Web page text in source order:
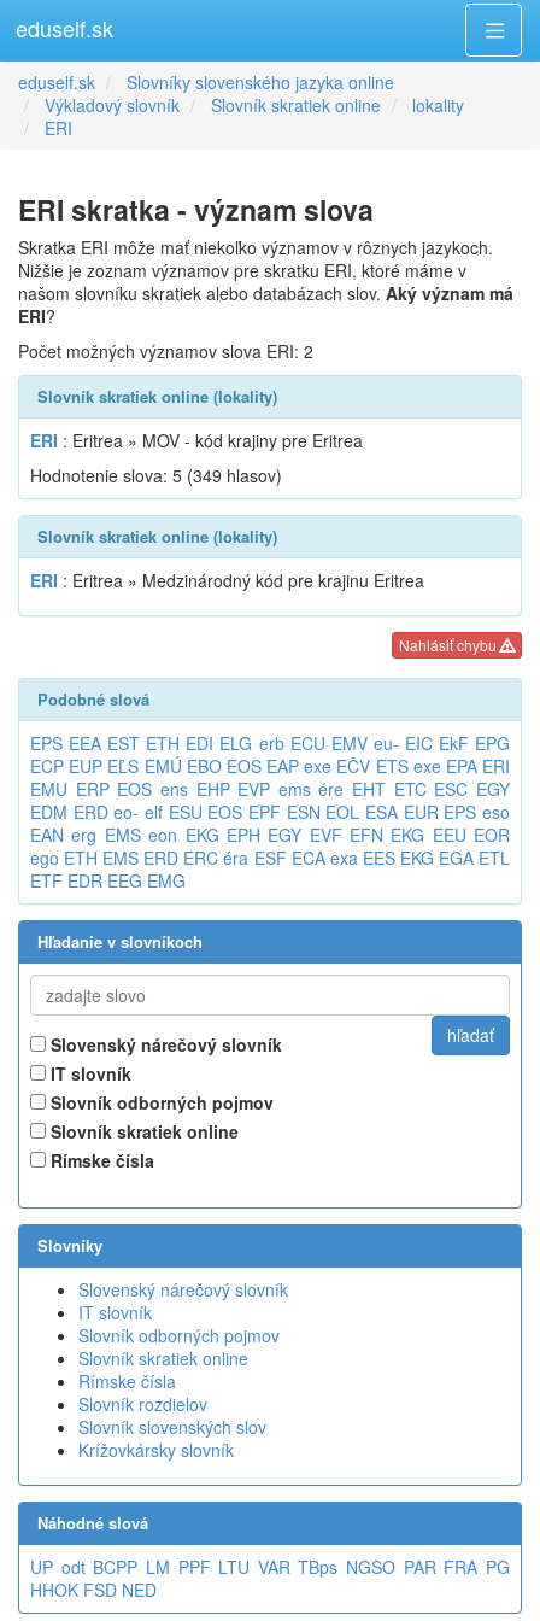
eduself.sk
eduself.sk
Slovníky slovenského jazyka online
Výkladový slovník
Slovník skratiek online
lokality
ERI
ERI skratka - význam slova
Skratka ERI môže mať niekoľko významov v rôznych jazykoch.
Nižšie je zoznam významov pre skratku ERI, ktoré máme v
našom slovníku skratiek alebo databázach slov. Aký význam má
ERI?
Počet možných významov slova ERI: 2
Slovník skratiek online (lokality)
ERI : Eritrea » MOV - kód krajiny pre Eritrea
Hodnotenie slova: 5 (349 hlasov)
Slovník skratiek online (lokality)
ERI : Eritrea » Medzinárodný kód pre krajinu Eritrea
Nahlásiť chybu
Podobné slová
EPS EEA EST ETH EDI ELG erb ECU EMV eu- EIC EkF EPG
ECP EUP EĽS EMÚ EBO EOS EAP exe EČV ETS exe EPA ERI
EMU ERP EOS ens EHP EVP ems ére EHT ETC ESC EGY
EDM ERD eo- elf ESU EOS EPF ESN EOL ESA EUR EPS eso
EAN erg EMS eon EKG EPH EGY EVF EFN EKG EEU EOR
ego ETH EMS ERD ERC éra ESF ECA exa EES EKG EGA ETL
ETF EDR EEG EMG
Hľadanie v slovníkoch
Slovenský nárečový slovník
IT slovník
Slovník odborných pojmov
Slovník skratiek online
Rímske čísla
Slovníky
Slovenský nárečový slovník
IT slovník
Slovník odborných pojmov
Slovník skratiek online
Rímske čísla
Slovník rozdielov
Slovník slovenských slov
Krížovkársky slovník
Náhodné slová
UP odt BCPP LM PPF LTU VAR TBps NGSO PAR FRA PG
HHOK FSD NED